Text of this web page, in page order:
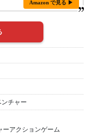
Amazon で見る ▶
チャー
ーアクションゲーム